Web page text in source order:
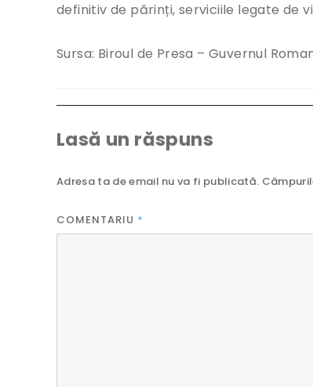
definitiv de părinți, serviciile legate de
Sursa: Biroul de Presa – Guvernul
Lasă un răspuns
Adresa ta de email nu va fi publicată.
COMENTARIU *